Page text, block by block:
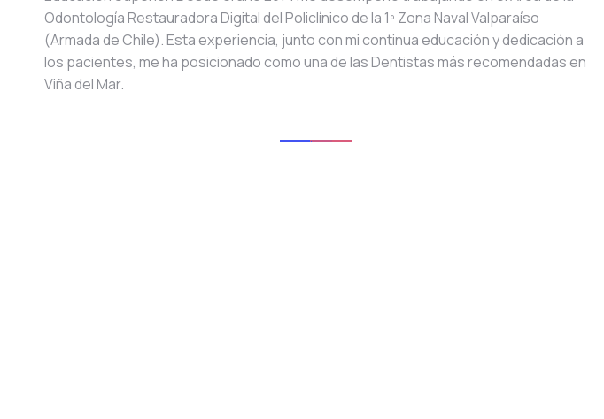
Odontología Restauradora Digital del Policlínico de la 1º Zona Naval Valparaíso
(Armada de Chile). Esta experiencia, junto con mi continua educación y dedicación a
los pacientes, me ha posicionado como una de las Dentistas más recomendadas en
Viña del Mar.